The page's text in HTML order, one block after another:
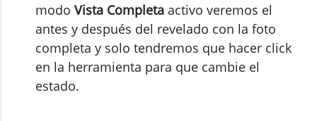
modo Vista Completa activo veremos el
antes y después del revelado con la foto
completa y solo tendremos que hacer click
en la herramienta para que cambie el
estado.